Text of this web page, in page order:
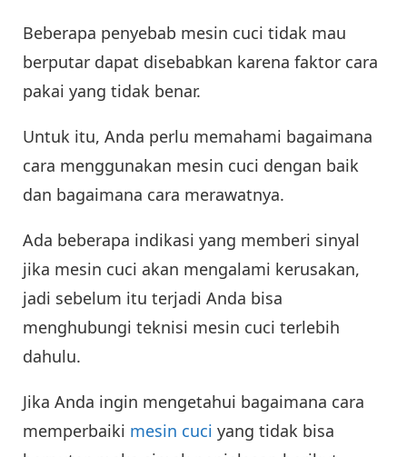
Beberapa penyebab mesin cuci tidak mau
berputar dapat disebabkan karena faktor cara
pakai yang tidak benar.
Untuk itu, Anda perlu memahami bagaimana
cara menggunakan mesin cuci dengan baik
dan bagaimana cara merawatnya.
Ada beberapa indikasi yang memberi sinyal
jika mesin cuci akan mengalami kerusakan,
jadi sebelum itu terjadi Anda bisa
menghubungi teknisi mesin cuci terlebih
dahulu.
Jika Anda ingin mengetahui bagaimana cara
memperbaiki mesin cuci yang tidak bisa